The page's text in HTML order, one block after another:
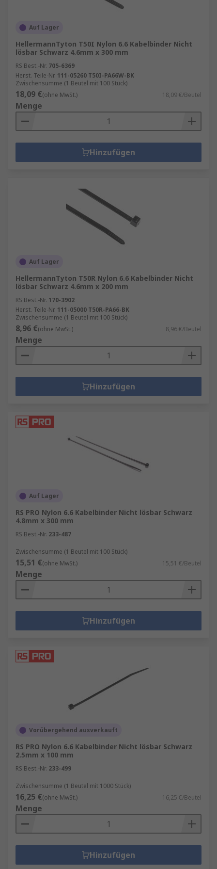
Betriebsverhalten ganzer Anlagen verbessern
verlängern sowie Wartungszeiten und
Reparaturkosten reduzieren. Ein wichtiger
Vorteil einer korrekten Bündelung und
Organisation von Kabeln ist die Verbesserung
des Gesundheits- und Arbeitsschutzes im
Arbeitsumfeld.
Auswahl von Kabelmanagement-Zubehör
optimale Einsatzmöglichkeiten benötigen, ist
eine Vielzahl von Merkmalen und Funktionen zu
vorgesehene Verwendung und die Elemente,
denen die Produkte ausgesetzt sind. Hier einige
Temperaturbereich – Welchen höchsten
Produkte ausgesetzt?
Feuerbeständigkeit – Ist eine bestimmte
Brandverhaltensklasse erforderlich?
Innenbereich oder im Freien – Müssen die
im Freien verwendeten Produkte UV-
beständig sein oder feuchten Bedingungen
im Erdreich widerstehen können?
Spezielle Umgebung – Ist eine ATEX-
Zulassung erforderlich?
Gefahr von Beschädigungen – kann das
Produkt Hochleistungsanwendung
Kompatibilität – Sind die Produkte für den
Installation – Können die Produkte
nachträglich installiert werden, und werden
irgendwelche Werkezeuge oder Geräte für
Arten von Kabelbindern
Standard-Kabelbinder
eignen sich für eine Vielzahl von
Anwendungen. Sie sind in verschiedenen
Größen und Farben erhältlich und bieten
eine einfache und kostengünstige Lösung
zum Bündeln von Kabeln.
Wiederverwendbare Kabelbinder
Kabelbinder können mehrfach verwendet
Verschlussmechanismus verfügen, der ein
einfaches Öffnen und Schließen ermöglicht.
Sie sind ideal für temporäre Installationen
oder wenn Kabel häufig umorganisiert
werden müssen.
Beschriftbare Kabelbinder
Beschriftungsfeld, auf dem Informationen
wie Kabelnummern oder
Verwendungszwecke notiert werden
können. Dies erleichtert die Identifikation
und Organisation von Kabeln.
Hitzebeständige Kabelbinder
: Diese
Kabelbinder sind aus speziellen
Materialien gefertigt, die hohen
Temperaturen standhalten. Sie werden
häufig in industriellen Anwendungen
eingesetzt, bei denen extreme Hitze eine
Auf Lager
HellermannTyton T50I Nylon 6.6 Kabelbinder Nicht
lösbar Schwarz 4.6mm x 300 mm
RS Best.-Nr. 705-6369
Herst. Teile-Nr. 111-05260 T50I-PA66W-BK
Zwischensumme (1 Beutel mit 100 Stück)
18,09 €(ohne MwSt.) 18,09 €/Beutel
Menge
Hinzufügen
Auf Lager
HellermannTyton T50R Nylon 6.6 Kabelbinder Nicht
lösbar Schwarz 4.6mm x 200 mm
RS Best.-Nr. 170-3902
Herst. Teile-Nr. 111-05000 T50R-PA66-BK
Zwischensumme (1 Beutel mit 100 Stück)
8,96 €(ohne MwSt.) 8,96 €/Beutel
Menge
Hinzufügen
Auf Lager
RS PRO Nylon 6.6 Kabelbinder Nicht lösbar Schwarz
4.8mm x 300 mm
RS Best.-Nr. 233-487
Zwischensumme (1 Beutel mit 100 Stück)
15,51 €(ohne MwSt.) 15,51 €/Beutel
Menge
Hinzufügen
Vorübergehend ausverkauft
RS PRO Nylon 6.6 Kabelbinder Nicht lösbar Schwarz
2.5mm x 100 mm
RS Best.-Nr. 233-499
Zwischensumme (1 Beutel mit 1000 Stück)
16,25 €(ohne MwSt.) 16,25 €/Beutel
Menge
Hinzufügen